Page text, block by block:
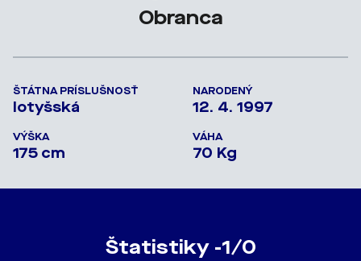
Obranca
ŠTÁTNA PRÍSLUŠNOSŤ
lotyšská
NARODENÝ
12. 4. 1997
VÝŠKA
175 cm
VÁHA
70 Kg
Štatistiky -1/0